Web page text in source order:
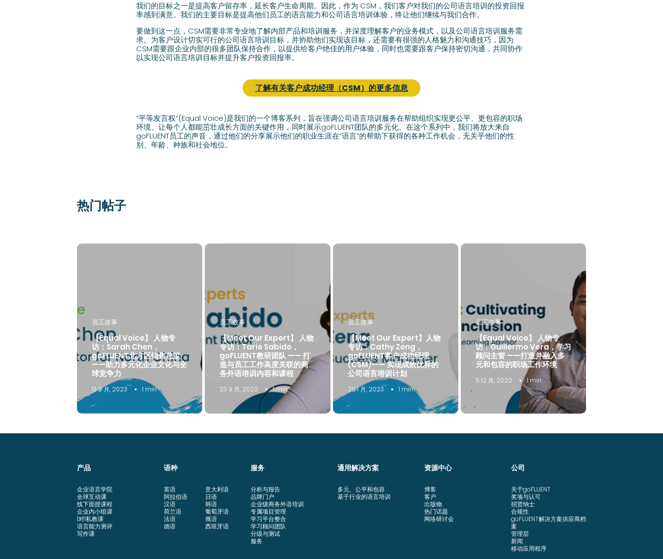
我们的目标之一是提高客户留存率，延长客户生命周期。因此，作为 CSM，我们客户对我们的公司语言培训的投资回报
率感到满意。我们的主要目标是提高他们员工的语言能力和公司语言培训体验，终让他们继续与我们合作。
要做到这一点，CSM需要非常专业地了解内部产品和培训服务，并深度理解客户的业务模式，以及公司语言培训服务需
求。为客户设计切实可行的公司语言培训目标，并协助他们实现该目标，还需要有很强的人格魅力和沟通技巧，因为
CSM需要跟企业内部的很多团队保持合作，以提供给客户绝佳的用户体验，同时也需要跟客户保持密切沟通，共同协作
以实现公司语言培训目标并提升客户投资回报率。
了解有关客户成功经理（CSM）的更多信息
“平等发言权”(Equal Voice)是我们的一个博客系列，旨在强调公司语言培训服务在帮助组织实现更公平、更包容的职场
环境、让每个人都能茁壮成长方面的关键作用，同时展示goFLUENT团队的多元化。在这个系列中，我们将放大来自
goFLUENT员工的声音，通过他们的分享展示他们的职业生涯在“语言”的帮助下获得的各种工作机会，无关乎他们的性
别、年龄、种族和社会地位。
热门帖子
员工故事
【Equal Voice】 人物专
访：Sarah Chen，
goFLUENT北方区销售总监
——助力多元化企业文化与全
球竞争力
13 9 月, 2023 1 min
员工故事
【Meet Our Expert】 人物
专访：Tarie Sabido，
goFLUENT教研团队 —— 打
造与员工工作高度关联的商
务外语培训内容和课程
23 9 月, 2022 1 min
员工故事
【Meet Our Expert】人物
专访：Cathy Zeng，
goFLUENT客户成功经理
(CSM)—— 实现成效优异的
公司语言培训计划
26 1 月, 2023 1 min
员工故事
【Equal Voice】 人物专
访：Guillermo Vera，学习
顾问主管 ——打造并融入多
元和包容的职场工作环境
5 12 月, 2022 1 min
产品
企业语言学院
全球互动课
线下面授课程
企业内小组课
1对1私教课
语言能力测评
写作课
语种
英语
阿拉伯语
汉语
荷兰语
法语
德语
意大利语
日语
韩语
葡萄牙语
俄语
西班牙语
服务
分析与报告
品牌门户
企业级商务外语培训
专属项目管理
学习平台整合
学习顾问团队
分级与测试
服务
通用解决方案
多元、公平和包容
基于行业的语言培训
资源中心
博客
客户
出版物
热门话题
网络研讨会
公司
关于goFLUENT
奖项与认可
招贤纳士
合规性
goFLUENT解决方案供应商档
案
管理层
新闻
移动应用程序